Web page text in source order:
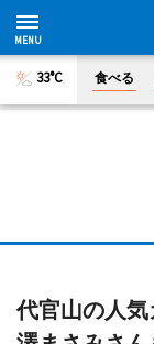
33°C 食べる
代官山の人